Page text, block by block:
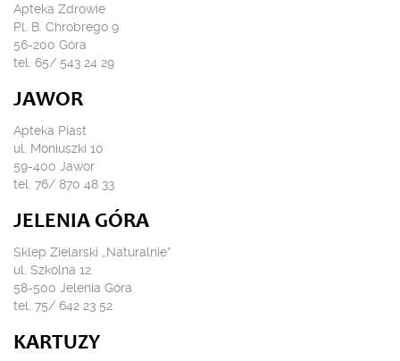
Apteka Zdrowie
Pl. B. Chrobrego 9
56-200 Góra
tel. 65/ 543 24 29
JAWOR
Apteka Piast
ul. Moniuszki 10
59-400 Jawor
tel. 76/ 870 48 33
JELENIA GÓRA
Sklep Zielarski „Naturalnie”
ul. Szkolna 12
58-500 Jelenia Góra
tel. 75/ 642 23 52
KARTUZY